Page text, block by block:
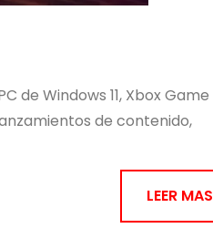
de Windows 11, Xbox Game
de contenido,
LEER MAS